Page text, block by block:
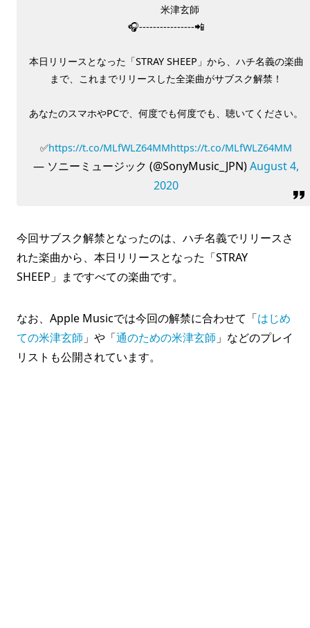
⠀⠀⠀⠀米津玄師
🎧----------------📲
本日リリースとなった「STRAY SHEEP」から、ハチ名義の楽曲
まで、これまでリリースした全楽曲がサブスク解禁！
あなたのスマホやPCで、何度でも何度でも、聴いてください。
✅https://t.co/MLfWLZ64MMhttps://t.co/MLfWLZ64MM
— ソニーミュージック (@SonyMusic_JPN)August 4,
2020
今回サブスク解禁となったのは、ハチ名義でリリースさ
れた楽曲から、本日リリースとなった「STRAY
SHEEP」まですべての楽曲です。
なお、Apple Musicでは今回の解禁に合わせて「はじめ
ての米津玄師 」や「通のための米津玄師 」などのプレイ
リストも公開されています。